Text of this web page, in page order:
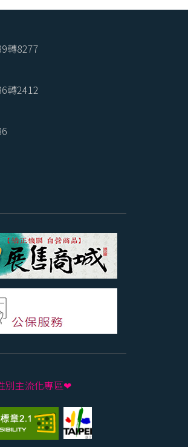
轉8277
轉2412
別主流化專區❤